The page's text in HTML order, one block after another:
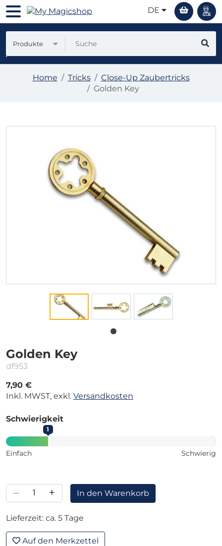
DE
Produkte
Home Tricks
Close-Up Zaubertricks
Golden Key
Golden Key
df953
7,90 €
Inkl. MWST, exkl. Versandkosten
Schwierigkeit
1
Einfach Schwierig
– + In den Warenkorb
Lieferzeit: ca. 5 Tage
Auf den Merkzettel